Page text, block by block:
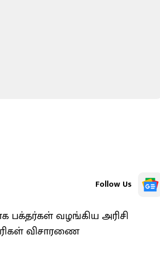
Follow Us
வழங்கிய அரிசி
விசாரணை